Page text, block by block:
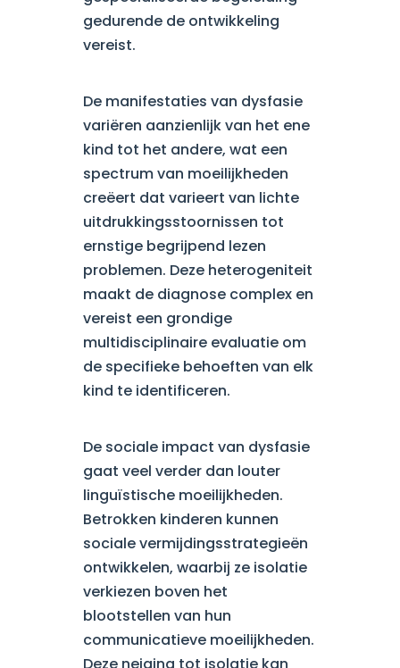
gedurende de ontwikkeling
vereist.
De manifestaties van dysfasie
variëren aanzienlijk van het ene
kind tot het andere, wat een
spectrum van moeilijkheden
creëert dat varieert van lichte
uitdrukkingsstoornissen tot
ernstige begrijpend lezen
problemen. Deze heterogeniteit
maakt de diagnose complex en
vereist een grondige
multidisciplinaire evaluatie om
de specifieke behoeften van elk
kind te identificeren.
De sociale impact van dysfasie
gaat veel verder dan louter
linguïstische moeilijkheden.
Betrokken kinderen kunnen
sociale vermijdingsstrategieën
ontwikkelen, waarbij ze isolatie
verkiezen boven het
blootstellen van hun
communicatieve moeilijkheden.